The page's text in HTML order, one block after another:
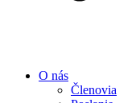
O nás
Členovia